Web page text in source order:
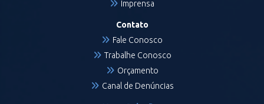
Imprensa
Contato
Fale Conosco
Trabalhe Conosco
Orçamento
Canal de Denúncias